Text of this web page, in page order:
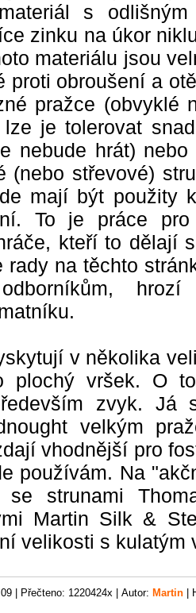
s
zinku na úkor
materiálu jsou
proti obroušení a
pražce (obvyklé
lze je tolerovat
nebude hrát)
(nebo střevové)
mají být použity
To je práce pro
kteří to dělají
rady na těchto
v několika
plochý vršek. O
zvyk. Já
velkým
vhodnější pro
používám. Na
se strunami
Martin Silk &
velikosti s kulatým
| Přečteno: 1220424x | Autor: Martin |